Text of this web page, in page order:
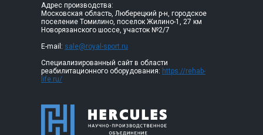
Адрес производства:
Московская область, Люберецкий р-н, городское
поселение Томилино, поселок Жилино-1, 27 км
Новорязанского шоссе, участок №2/7
E-mail: sale@royal-sport.ru
Специализированный сайт в области
реабилитационного оборудования: https://rehab-
life.ru/